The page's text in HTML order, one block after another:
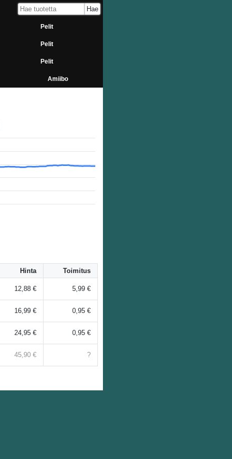
Pelit
Pelit
Pelit
Amiibo
Hinta Toimitus
12,88 € 5,99 €
16,99 € 0,95 €
24,95 € 0,95 €
45,90 € ?